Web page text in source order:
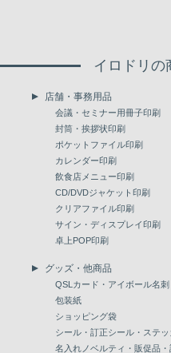
イロドリの
店舗・事務用品
会議・セミナー用冊子印刷
封筒・挨拶状印刷
ポケットファイル印刷
カレンダー印刷
飲食店メニュー印刷
CD/DVDジャケット印刷
クリアファイル印刷
サイン・ディスプレイ印刷
卓上POP印刷
グッズ・他商品
QSLカード・アイボール名刺
包装紙
ショッピング袋
シール・訂正シール・ステッ
名入れノベルティ・販促品・